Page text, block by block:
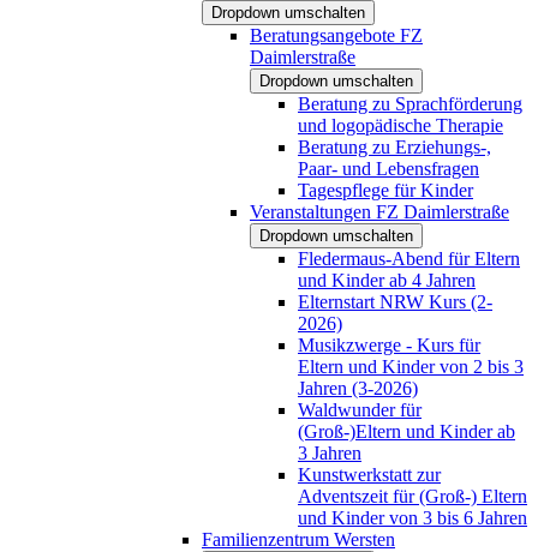
Dropdown umschalten
Beratungsangebote FZ
Daimlerstraße
Dropdown umschalten
Beratung zu Sprachförderung
und logopädische Therapie
Beratung zu Erziehungs-,
Paar- und Lebensfragen
Tagespflege für Kinder
Veranstaltungen FZ Daimlerstraße
Dropdown umschalten
Fledermaus-Abend für Eltern
und Kinder ab 4 Jahren
Elternstart NRW Kurs (2-
2026)
Musikzwerge - Kurs für
Eltern und Kinder von 2 bis 3
Jahren (3-2026)
Waldwunder für
(Groß-)Eltern und Kinder ab
3 Jahren
Kunstwerkstatt zur
Adventszeit für (Groß-) Eltern
und Kinder von 3 bis 6 Jahren
Familienzentrum Wersten